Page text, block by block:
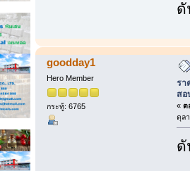
ดั
goodday1
Hero Member
กระทู้: 6765
รา
สอ
« ต
ตุล
ดั